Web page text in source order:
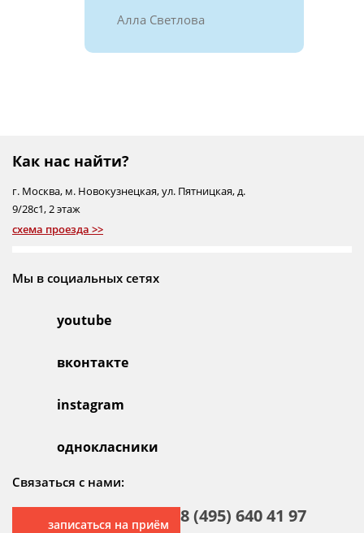
Алла Светлова
Как нас найти?
г. Москва, м. Новокузнецкая,ул. Пятницкая, д.
9/28с1, 2 этаж
схема проезда >>
Мы в социальных сетях
youtube
вконтакте
instagram
однокласники
Связаться с нами:
8 (495) 640 41 97
записаться на приём